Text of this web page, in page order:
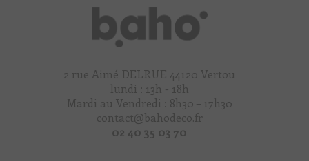
2 rue Aimé DELRUE 44120 Vertou
lundi : 13h - 18h
Mardi au Vendredi : 8h30 – 17h30
contact@bahodeco.fr
02 40 35 03 70